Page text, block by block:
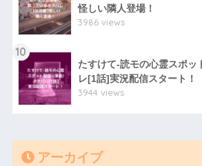
怪しい隣人登場！
3986 views
10
たすけて-読モの心霊スポッ
レ[1話]実況配信スタート！
3944 views
アーカイブ